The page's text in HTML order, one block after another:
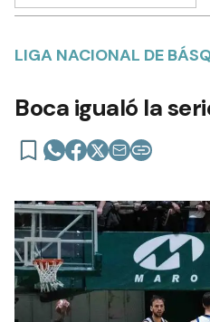
LIGA NACIONAL DE
Boca igualó la